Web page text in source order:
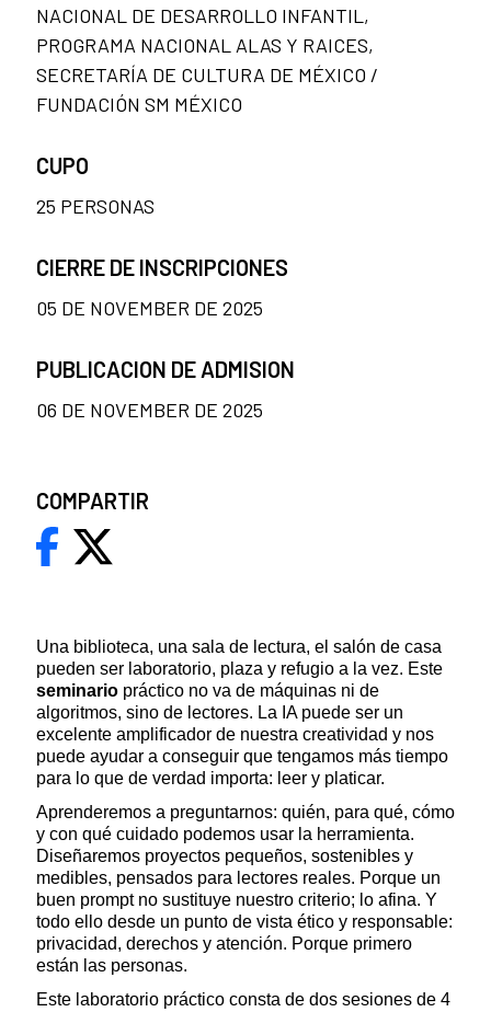
Una biblioteca, una sala de lectura, el salón de casa
pueden ser laboratorio, plaza y refugio a la vez. Este
seminario práctico no va de máquinas ni de
algoritmos, sino de lectores. La IA puede ser un
excelente amplificador de nuestra creatividad y nos
puede ayudar a conseguir que tengamos más tiempo
para lo que de verdad importa: leer y platicar.
Aprenderemos a preguntarnos: quién, para qué, cómo
y con qué cuidado podemos usar la herramienta.
Diseñaremos proyectos pequeños, sostenibles y
medibles, pensados para lectores reales. Porque un
buen prompt no sustituye nuestro criterio; lo afina. Y
todo ello desde un punto de vista ético y responsable:
privacidad, derechos y atención. Porque primero
están las personas.
Este laboratorio práctico consta de dos sesiones de 4
NACIONAL DE DESARROLLO INFANTIL,
PROGRAMA NACIONAL ALAS Y RAICES,
SECRETARÍA DE CULTURA DE MÉXICO /
FUNDACIÓN SM MÉXICO
CUPO
25 PERSONAS
CIERRE DE INSCRIPCIONES
05 DE NOVEMBER DE 2025
PUBLICACION DE ADMISION
06 DE NOVEMBER DE 2025
COMPARTIR